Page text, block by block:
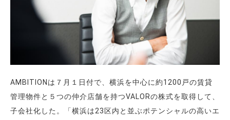
AMBITIONは７月１日付で、横浜を中心に約1200戸の賃貸
管理物件と５つの仲介店舗を持つVALORの株式を取得して、
子会社化した。「横浜は23区内と並ぶポテンシャルの高いエ